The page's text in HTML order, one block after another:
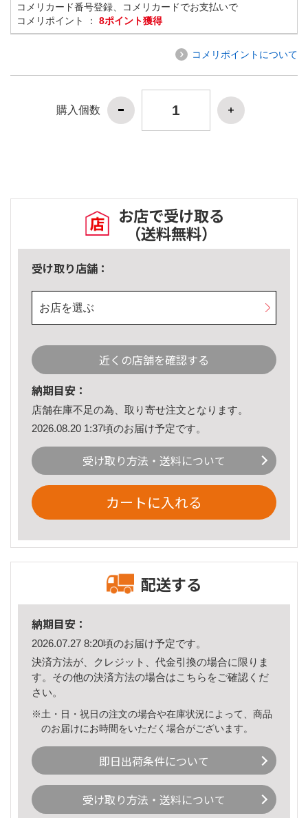
コメリカード番号登録、コメリカードでお支払いで
コメリポイント ： 8ポイント獲得
コメリポイントについて
購入個数
お店で受け取る
（送料無料）
受け取り店舗：
お店を選ぶ
近くの店舗を確認する
納期目安：
店舗在庫不足の為、取り寄せ注文となります。
2026.08.20 1:37頃のお届け予定です。
受け取り方法・送料について
カートに入れる
配送する
納期目安：
2026.07.27 8:20頃のお届け予定です。
決済方法が、クレジット、代金引換の場合に限りま
す。その他の決済方法の場合はこちら をご確認くだ
さい。
※土・日・祝日の注文の場合や在庫状況によって、商品
のお届けにお時間をいただく場合がございます。
即日出荷条件について
受け取り方法・送料について